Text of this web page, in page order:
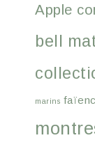
Apple
bell
marins